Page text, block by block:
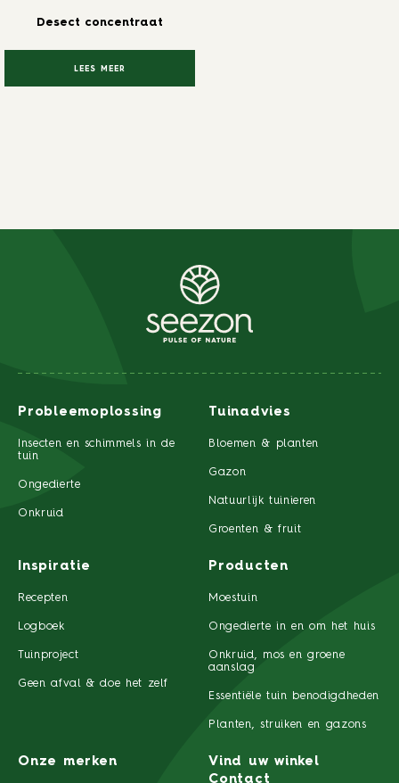
Desect concentraat
LEES MEER
Probleemoplossing
Insecten en schimmels in de
tuin
Ongedierte
Onkruid
Tuinadvies
Bloemen & planten
Gazon
Natuurlijk tuinieren
Groenten & fruit
Inspiratie
Recepten
Logboek
Tuinproject
Geen afval & doe het zelf
Producten
Moestuin
Ongedierte in en om het huis
Onkruid, mos en groene
aanslag
Essentiële tuin benodigdheden
Planten, struiken en gazons
Onze merken
Vind uw winkel
Contact